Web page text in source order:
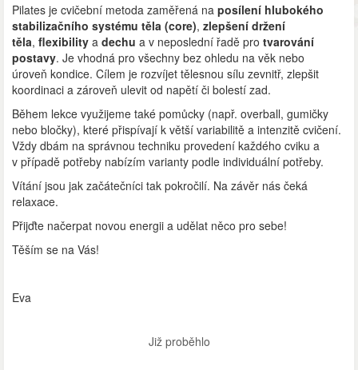
Pilates je cvičební metoda zaměřená na posílení hlubokého
stabilizačního systému těla (core), zlepšení držení
těla, flexibility a dechu a v neposlední řadě pro tvarování
postavy. Je vhodná pro všechny bez ohledu na věk nebo
úroveň kondice. Cílem je rozvíjet tělesnou sílu zevnitř, zlepšit
koordinaci a zároveň ulevit od napětí či bolestí zad.
Během lekce využijeme také pomůcky (např. overball, gumičky
nebo bločky), které přispívají k větší variabilitě a intenzitě cvičení.
Vždy dbám na správnou techniku provedení každého cviku a
v případě potřeby nabízím varianty podle individuální potřeby.
Vítání jsou jak začátečníci tak pokročilí. Na závěr nás čeká
relaxace.
Přijďte načerpat novou energii a udělat něco pro sebe!
Těším se na Vás!
Eva
Již proběhlo